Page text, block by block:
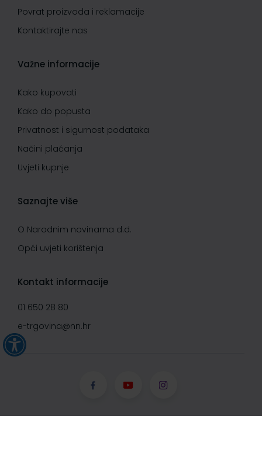
Povrat proizvoda i reklamacije
Kontaktirajte nas
Važne informacije
Kako kupovati
Kako do popusta
Privatnost i sigurnost podataka
Načini plaćanja
Uvjeti kupnje
Saznajte više
O Narodnim novinama d.d.
Opći uvjeti korištenja
Kontakt informacije
01 650 28 80
e-trgovina@nn.hr